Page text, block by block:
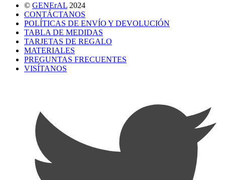
© GENErAL 2024
CONTÁCTANOS
POLÍTICAS DE ENVÍO Y DEVOLUCIÓN
TABLA DE MEDIDAS
TARJETAS DE REGALO
MATERIALES
PREGUNTAS FRECUENTES
VISÍTANOS